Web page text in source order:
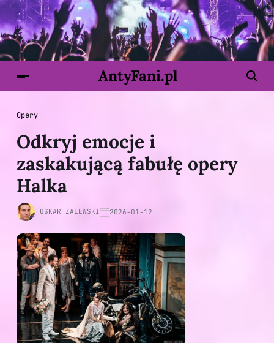
AntyFani.pl
Opery
Odkryj emocje i
zaskakującą fabułę opery
Halka
OSKAR ZALEWSKI 2026-01-12